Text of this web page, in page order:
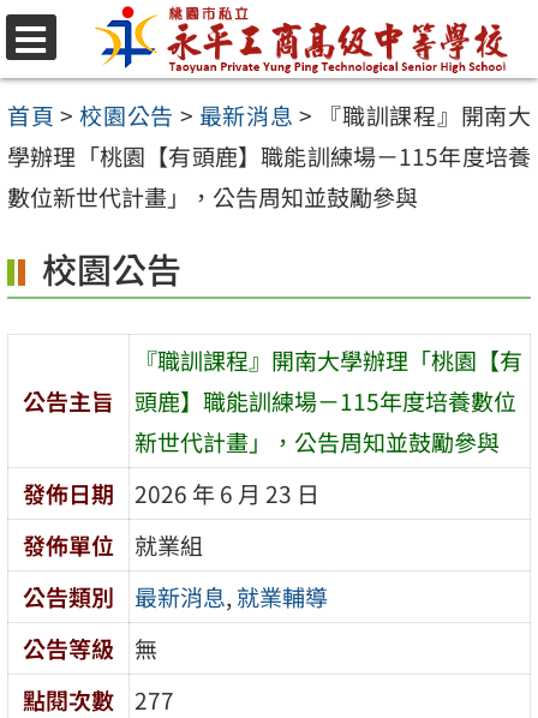
跳
至
主
要
內
區
首頁 > 校園公告 > 最新消息 >
『職訓課程』開南大
學辦理「桃園【有頭鹿】職能訓練場－115年度培養
數位新世代計畫」，公告周知並鼓勵參與
校園公告
公告主旨
『職訓課程』開南大學辦理「桃園【有
頭鹿】職能訓練場－115年度培養數位
新世代計畫」，公告周知並鼓勵參與
發佈日期
2026 年 6 月 23 日
發佈單位
就業組
公告類別
最新消息,就業輔導
公告等級
無
點閱次數
277
選
單